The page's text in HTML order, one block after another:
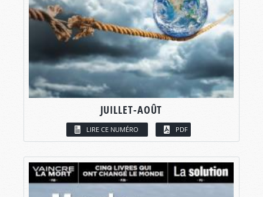
JUILLET-AOÛT
LIRE CE NUMÉRO PDF